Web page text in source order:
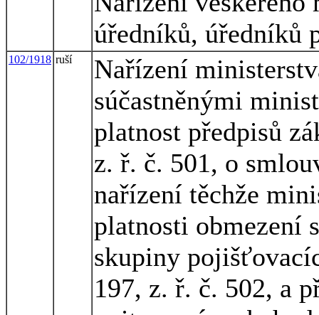
úředníků, úředníků
102/1918 ruší
Nařízení
súčastněnými
platnost předpisů
z. ř. č. 501, o
nařízení těchže
platnosti obmezení
skupiny
197, z. ř. č. 502, a